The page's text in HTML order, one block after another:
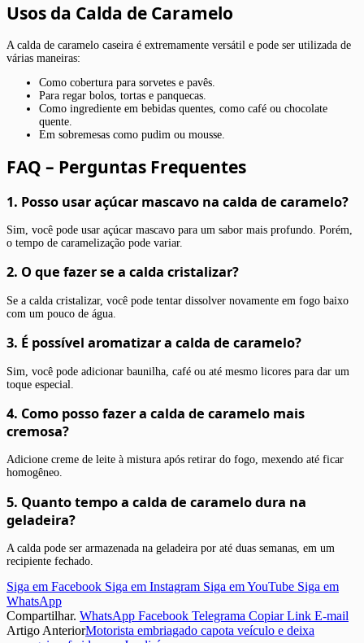
Usos da Calda de Caramelo
A calda de caramelo caseira é extremamente versátil e pode ser utilizada de
várias maneiras:
Como cobertura para sorvetes e pavês.
Para regar bolos, tortas e panquecas.
Como ingrediente em bebidas quentes, como café ou chocolate
quente.
Em sobremesas como pudim ou mousse.
FAQ – Perguntas Frequentes
1. Posso usar açúcar mascavo na calda de caramelo?
Sim, você pode usar açúcar mascavo para um sabor mais profundo. Porém,
o tempo de caramelização pode variar.
2. O que fazer se a calda cristalizar?
Se a calda cristalizar, você pode tentar dissolver novamente em fogo baixo
com um pouco de água.
3. É possível aromatizar a calda de caramelo?
Sim, você pode adicionar baunilha, café ou até mesmo licores para dar um
toque especial.
4. Como posso fazer a calda de caramelo mais
cremosa?
Adicione creme de leite à mistura após retirar do fogo, mexendo até ficar
homogêneo.
5. Quanto tempo a calda de caramelo dura na
geladeira?
A calda pode ser armazenada na geladeira por até duas semanas, em um
recipiente fechado.
Siga em Facebook Siga em Instagram Siga em YouTube Siga em
WhatsApp
Compartilhar. WhatsApp Facebook Telegrama Copiar Link E-mail
Artigo AnteriorMotorista embriagado capota veículo e deixa